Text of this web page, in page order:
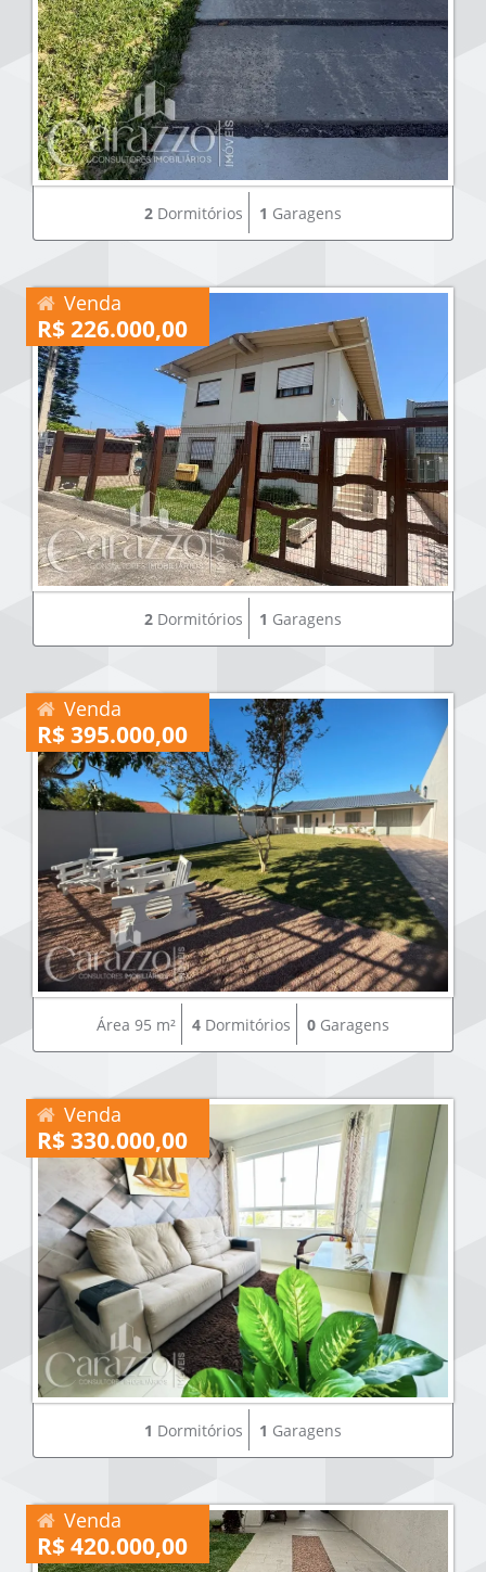
2 Dormitórios 1 Garagens
Venda
R$ 226.000,00
2 Dormitórios 1 Garagens
Venda
R$ 395.000,00
Área 95 m² 4 Dormitórios 0 Garagens
Venda
R$ 330.000,00
1 Dormitórios 1 Garagens
Venda
R$ 420.000,00